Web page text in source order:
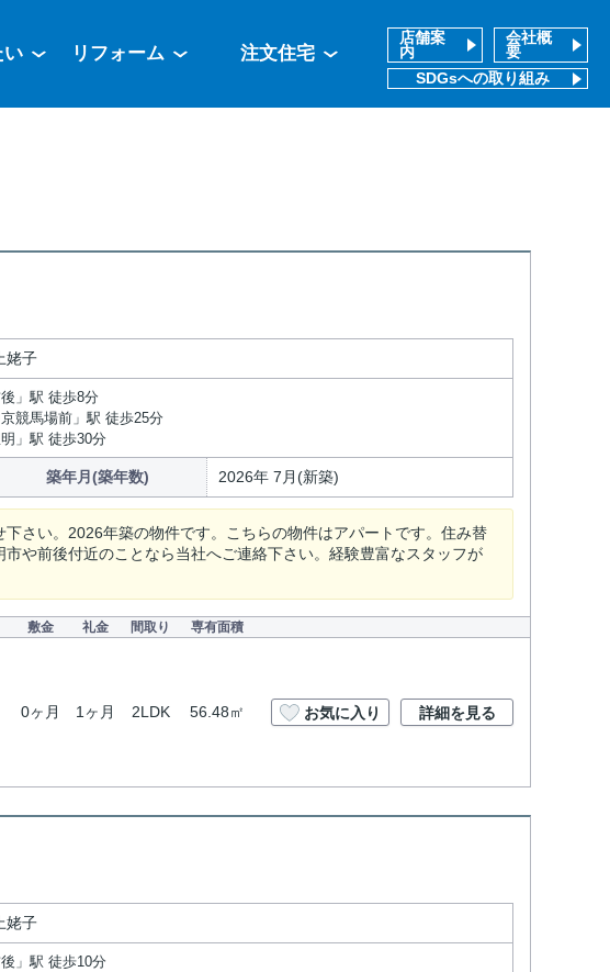
い リフォーム 注文住宅
店舗案
内
会社概
要
SDGsへの取り組み
姥子
」駅 徒歩8分
競馬場前」駅 徒歩25分
」駅 徒歩30分
築年月(築年数) 2026年 7月(新築)
さい。2026年築の物件です。こちらの物件はアパートです。住み替
や前後付近のことなら当社へご連絡下さい。経験豊富なスタッフが
敷金 礼金 間取り 専有面積
0ヶ月 1ヶ月 2LDK 56.48㎡ お気に入り 詳細を見る
姥子
」駅 徒歩10分